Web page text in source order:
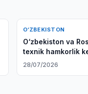
O‘ZBEKISTON
O‘zbekiston va
texnik hamkorlik
o‘zgartiradi
28/07/2026